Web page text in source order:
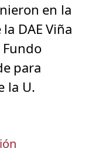
en la
DAE Viña
para
la U.